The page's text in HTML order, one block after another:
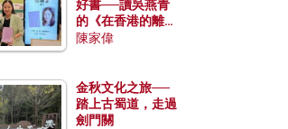
好書──讀吳燕青
的《在香港的離島
種菜》
陳家偉
金秋文化之旅──
踏上古蜀道，走過
劍門關